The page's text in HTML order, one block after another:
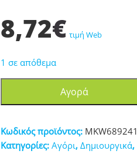
8,72€ τιμή Web
1 σε απόθεμα
MKW689241
ποσότητα
Αγορά
Κωδικός προϊόντος: MKW689241
Κατηγορίες: Αγόρι, Δημιουργικά,